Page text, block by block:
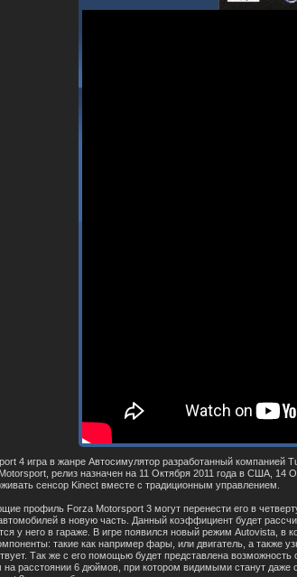
4 игра в жанре Автосимулятор разработанный компанией
релиз назначен на 11 Октября 2011 года в США, 14
вать сенсор Kinect вместе с традиционным управлением.
профиль Forza Motorsport 3 могут перенести его в четв
втомобилей в новую часть. Данный коэффициент будет
у него в гараже. В игре появился новый режим Autovista, в
такие как например фары, или двигатель, а также
вует. Так же с его помощью будет представлена возможность
на расстоянии 6 дюймов , при котором видимыми станут даже